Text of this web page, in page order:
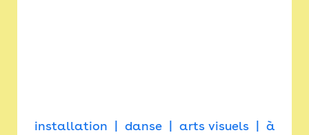
installation danse arts visuels
à